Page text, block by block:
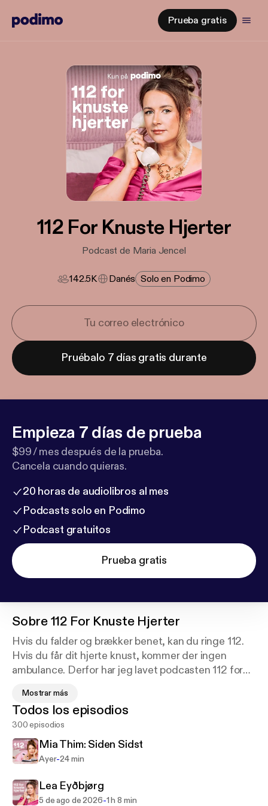
Prueba gratis
112 For Knuste Hjerter
Podcast de Maria Jencel
142.5K Danés Solo en Podimo
Pruébalo 7 días gratis durante
Empieza 7 días de prueba
$99 / mes después de la prueba.
Cancela cuando quieras.
20 horas de audiolibros al mes
Podcasts solo en Podimo
Podcast gratuitos
Prueba gratis
Sobre112 For Knuste Hjerter
Hvis du falder og brækker benet, kan du ringe 112.
Hvis du får dit hjerte knust, kommer der ingen
ambulance. Derfor har jeg lavet podcasten 112 for
hjertesorg.
Maria Jencel inviterer hver uge en ny gæst i studiet,
som fortæller om, da de fik deres hjerte knust,
hvordan de kom videre og selvfølgelig gør deres
kærlighedsliv.
Mostrar más
Todos los episodios
300 episodios
Mia Thim: Siden Sidst
Ayer-24 min
Lea Eyðbjørg
5 de ago de 2026-1 h 8 min